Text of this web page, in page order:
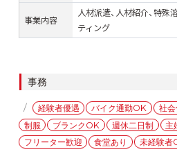
事業内容
人材派遣、人材紹介、特殊
ティング
ゴ
リ
ー
事務
タ
グ
経験者優遇 バイク通勤OK 社
制服
ブランクOK 週休二日制
主
フリーター歓迎
食堂あり 未経験者